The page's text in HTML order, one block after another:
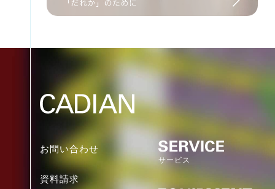
お問い合わせ
資料請求
サービス